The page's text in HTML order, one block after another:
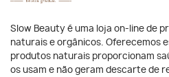
Slow Beauty é uma loja on-line de
naturais e orgânicos. Oferecemos
produtos naturais proporcionam
os usam e não geram descarte de